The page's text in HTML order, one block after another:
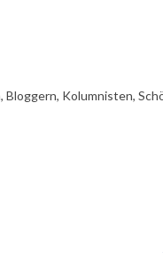
Bloggern, Kolumnisten,